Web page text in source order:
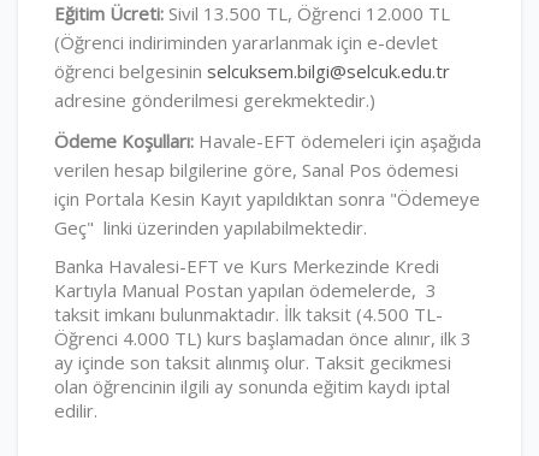
Eğitim Ücreti: Sivil 13.500 TL, Öğrenci 12.000 TL
(Öğrenci indiriminden yararlanmak için e-devlet
öğrenci belgesinin selcuksem.bilgi@selcuk.edu.tr
adresine gönderilmesi gerekmektedir.)
Ödeme Koşulları: Havale-EFT ödemeleri için aşağıda
verilen hesap bilgilerine göre, Sanal Pos ödemesi
için Portala Kesin Kayıt yapıldıktan sonra "Ödemeye
Geç" linki üzerinden yapılabilmektedir.
Banka Havalesi-EFT ve Kurs Merkezinde Kredi
Kartıyla Manual Postan yapılan ödemelerde, 3
taksit imkanı bulunmaktadır. İlk taksit (4.500 TL-
Öğrenci 4.000 TL) kurs başlamadan önce alınır, ilk 3
ay içinde son taksit alınmış olur. Taksit gecikmesi
olan öğrencinin ilgili ay sonunda eğitim kaydı iptal
edilir.